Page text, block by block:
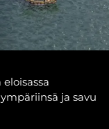
ja savu